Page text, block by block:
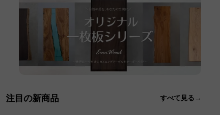
注目の新商品 すべて見る→